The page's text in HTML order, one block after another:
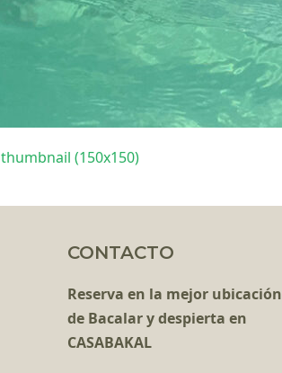
thumbnail (150x150)
CONTACTO
Reserva en la mejor ubicación
de Bacalar y despierta en
CASABAKAL